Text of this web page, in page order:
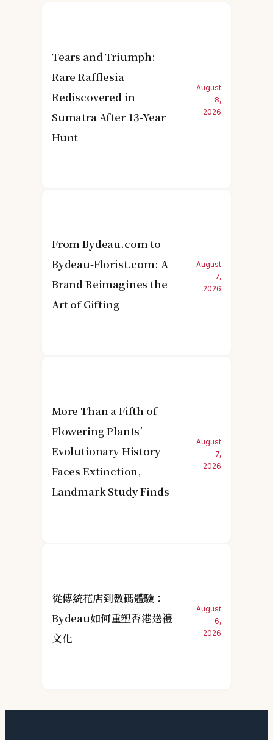
Tears and Triumph:
Rare Rafflesia
Rediscovered in
Sumatra After 13-Year
Hunt
August
8,
2026
From Bydeau.com to
Bydeau-Florist.com: A
Brand Reimagines the
Art of Gifting
August
7,
2026
More Than a Fifth of
Flowering Plants’
Evolutionary History
Faces Extinction,
Landmark Study Finds
August
7,
2026
從傳統花店到數碼體驗：
Bydeau如何重塑香港送禮
文化
August
6,
2026